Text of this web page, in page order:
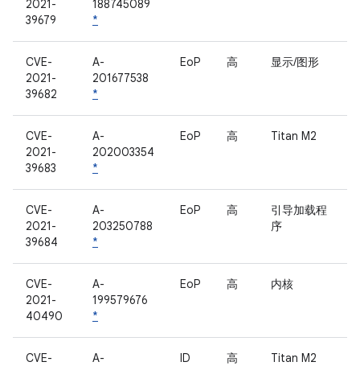
2021-
39679
188745089
*
CVE-
2021-
39682
A-
201677538
*
EoP 高 显示/图形
CVE-
2021-
39683
A-
202003354
*
EoP 高 Titan M2
CVE-
2021-
39684
A-
203250788
*
EoP 高
引导加载程
序
CVE-
2021-
40490
A-
199579676
*
EoP 高 内核
CVE-
A-
ID 高 Titan M2